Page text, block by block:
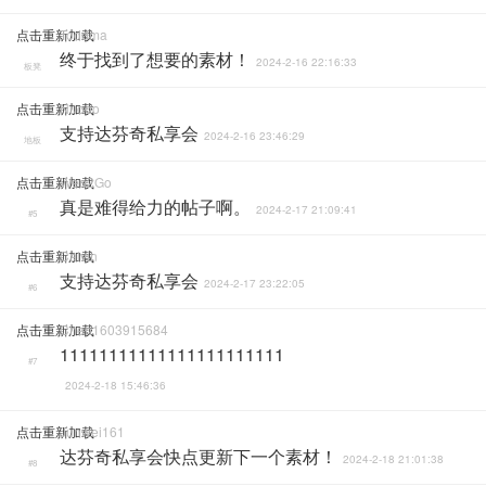
点击重新加载
Toddma
板凳 终于找到了想要的素材！ 2024-2-16 22:16:33
点击重新加载
Nuooo
地板 支持达芬奇私享会 2024-2-16 23:46:29
点击重新加载
Wen2Go
#5 真是难得给力的帖子啊。 2024-2-17 21:09:41
点击重新加载
Calvin
#6 支持达芬奇私享会 2024-2-17 23:22:05
点击重新加载Chen1603915684
#7 11111111111111111111111
2024-2-18 15:46:36
点击重新加载
Junwei161
#8 达芬奇私享会快点更新下一个素材！ 2024-2-18 21:01:38